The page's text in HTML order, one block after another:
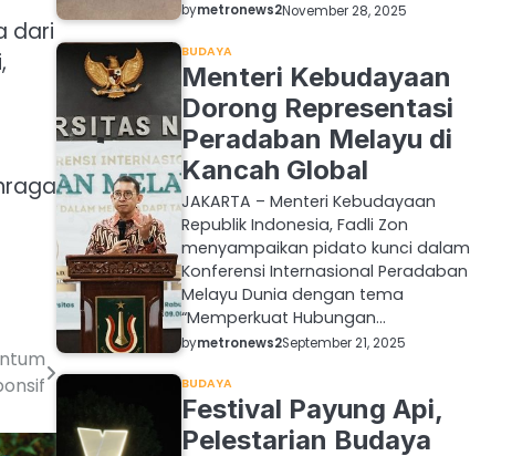
dari
bymetronews2November 28, 2025
BUDAYA
Menteri Kebudayaan
Dorong Representasi
Peradaban Melayu di
Kancah Global
JAKARTA – Menteri Kebudayaan
Republik Indonesia, Fadli Zon
menyampaikan pidato kunci dalam
Konferensi Internasional Peradaban
Melayu Dunia dengan tema
“Memperkuat Hubungan…
bymetronews2September 21, 2025
BUDAYA
Festival Payung Api,
Pelestarian Budaya